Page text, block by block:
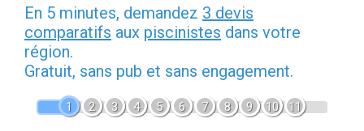
En 5 minutes, demandez 3 devis
comparatifs aux piscinistes dans votre
région.
Gratuit, sans pub et sans engagement.
1 2 3 4 5 6 7 8 9 10 11